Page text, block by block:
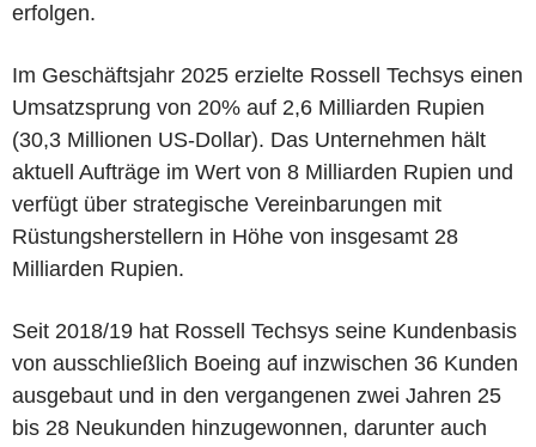
erfolgen.
Im Geschäftsjahr 2025 erzielte Rossell Techsys einen
Umsatzsprung von 20% auf 2,6 Milliarden Rupien
(30,3 Millionen US-Dollar). Das Unternehmen hält
aktuell Aufträge im Wert von 8 Milliarden Rupien und
verfügt über strategische Vereinbarungen mit
Rüstungsherstellern in Höhe von insgesamt 28
Milliarden Rupien.
Seit 2018/19 hat Rossell Techsys seine Kundenbasis
von ausschließlich Boeing auf inzwischen 36 Kunden
ausgebaut und in den vergangenen zwei Jahren 25
bis 28 Neukunden hinzugewonnen, darunter auch